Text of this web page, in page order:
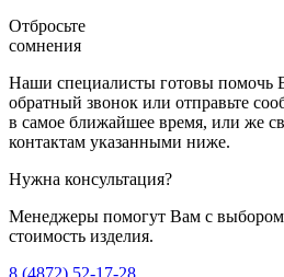
Отбросьте
сомнения
Наши специалисты готовы помочь
обратный звонок или отправьте
в самое ближайшее время, или же
контактам указанными ниже.
Нужна консультация?
Менеджеры помогут Вам с выбором
стоимость изделия.